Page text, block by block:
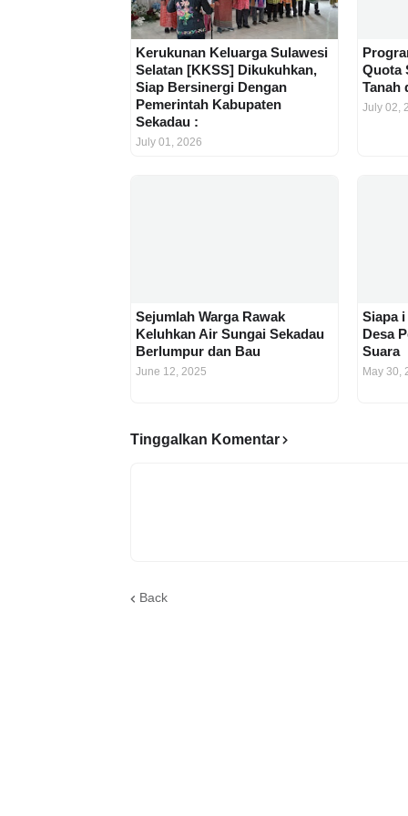
Kerukunan Keluarga Sulawesi
Selatan [KKSS] Dikukuhkan,
Siap Bersinergi Dengan
Pemerintah Kabupaten
Sekadau :
July 01, 2026
Quota
Tanah
July 02,
Sejumlah Warga Rawak
Keluhkan Air Sungai Sekadau
Berlumpur dan Bau
June 12, 2025
Siapa
Desa
Suara
May 30,
Tinggalkan Komentar
Back